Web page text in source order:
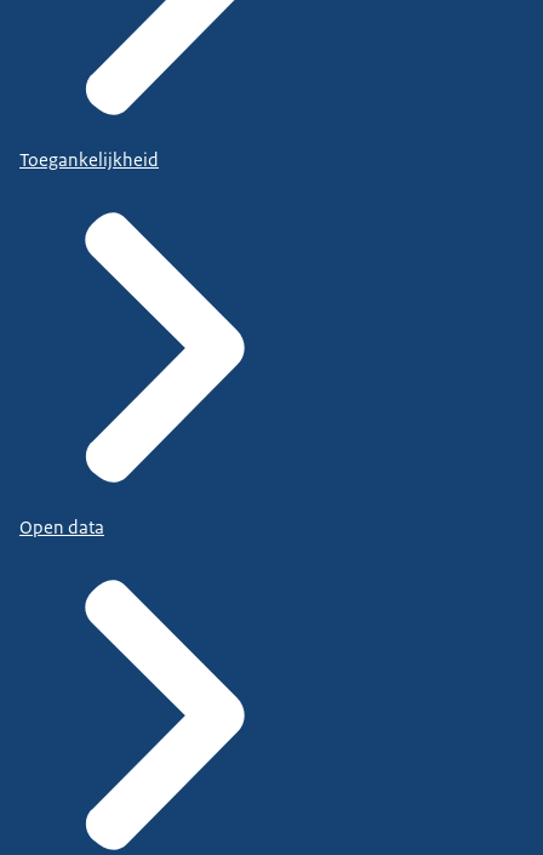
Toegankelijkheid
Open data